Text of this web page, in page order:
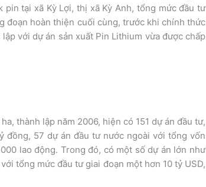
tại xã Kỳ Lợi, thị xã Kỳ Anh, tổng mức đầu tư
đoạn hoàn thiện cuối cùng, trước khi chính thức
với dự án sản xuất Pin Lithium vừa được chấp
thành lập năm 2006, hiện có 151 dự án đầu tư,
57 dự án đầu tư nước ngoài với tổng vốn
lao động. Trong đó, có một số dự án lớn như
tổng mức đầu tư giai đoạn một hơn 10 tỷ USD,